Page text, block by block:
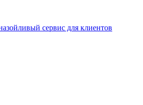
сервис для клиентов